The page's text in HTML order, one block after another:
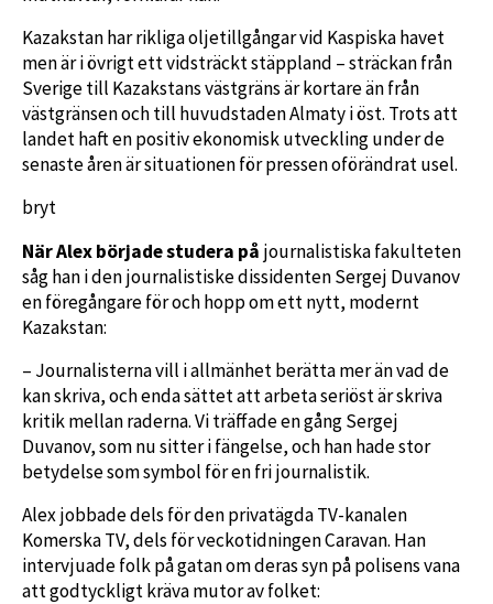
Kazakstan har rikliga oljetillgångar vid Kaspiska havet
men är i övrigt ett vidsträckt stäppland – sträckan från
Sverige till Kazakstans västgräns är kortare än från
västgränsen och till huvudstaden Almaty i öst. Trots att
landet haft en positiv ekonomisk utveckling under de
senaste åren är situationen för pressen oförändrat usel.
bryt
När Alex började studera på journalistiska fakulteten
såg han i den journalistiske dissidenten Sergej Duvanov
en föregångare för och hopp om ett nytt, modernt
Kazakstan:
– Journalisterna vill i allmänhet berätta mer än vad de
kan skriva, och enda sättet att arbeta seriöst är skriva
kritik mellan raderna. Vi träffade en gång Sergej
Duvanov, som nu sitter i fängelse, och han hade stor
betydelse som symbol för en fri journalistik.
Alex jobbade dels för den privatägda TV-kanalen
Komerska TV, dels för veckotidningen Caravan. Han
intervjuade folk på gatan om deras syn på polisens vana
att godtyckligt kräva mutor av folket: